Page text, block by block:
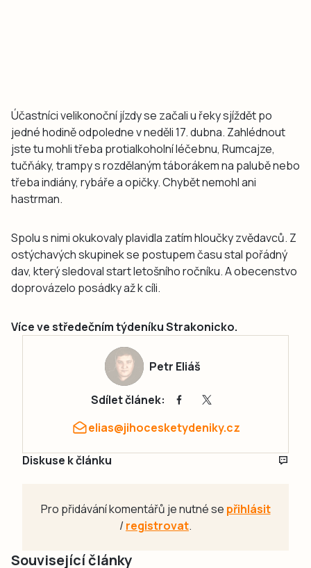
Účastníci velikonoční jízdy se začali u řeky sjíždět po
jedné hodině odpoledne v neděli 17. dubna. Zahlédnout
jste tu mohli třeba protialkoholní léčebnu, Rumcajze,
tučňáky, trampy s rozdělaným táborákem na palubě nebo
třeba indiány, rybáře a opičky. Chybět nemohl ani
hastrman.
Spolu s nimi okukovaly plavidla zatím hloučky zvědavců. Z
ostýchavých skupinek se postupem času stal pořádný
dav, který sledoval start letošního ročníku. A obecenstvo
doprovázelo posádky až k cíli.
Více ve středečním týdeníku Strakonicko.
Petr Eliáš
Sdílet článek:
elias@jihocesketydeniky.cz
Diskuse k článku
Pro přidávání komentářů je nutné se přihlásit
/registrovat.
Související články